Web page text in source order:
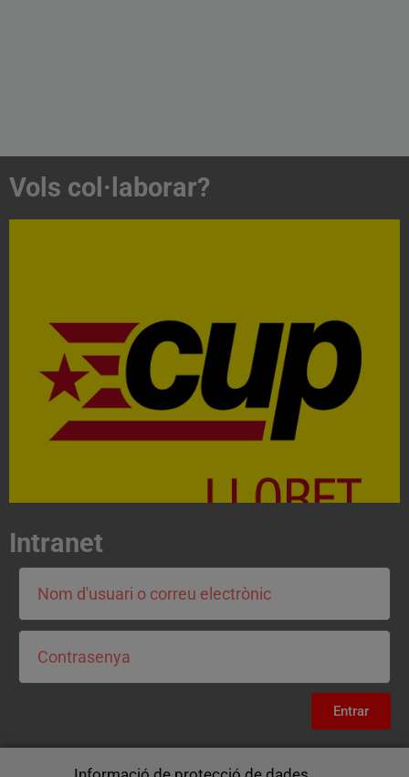
Vols col·laborar?
Contacta'ns i treballa per fer realitat el projecte de
l'esquerra independentista i anticapitalista
CONTACTA
Intranet
Entrar